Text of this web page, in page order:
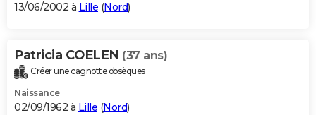
13/06/2002 à Lille (Nord)
Patricia COELEN (37 ans)
Créer une cagnotte obsèques
Naissance
02/09/1962 à Lille (Nord)